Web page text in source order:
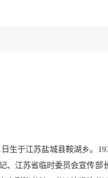
生于江苏盐城县鞍湖乡。
、江苏省临时委员会宣传部